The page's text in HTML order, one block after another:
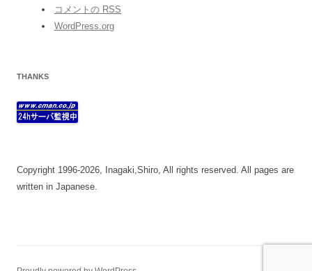
コメントの RSS
WordPress.org
THANKS
Copyright 1996-2026, Inagaki,Shiro, All rights reserved. All pages are
written in Japanese.